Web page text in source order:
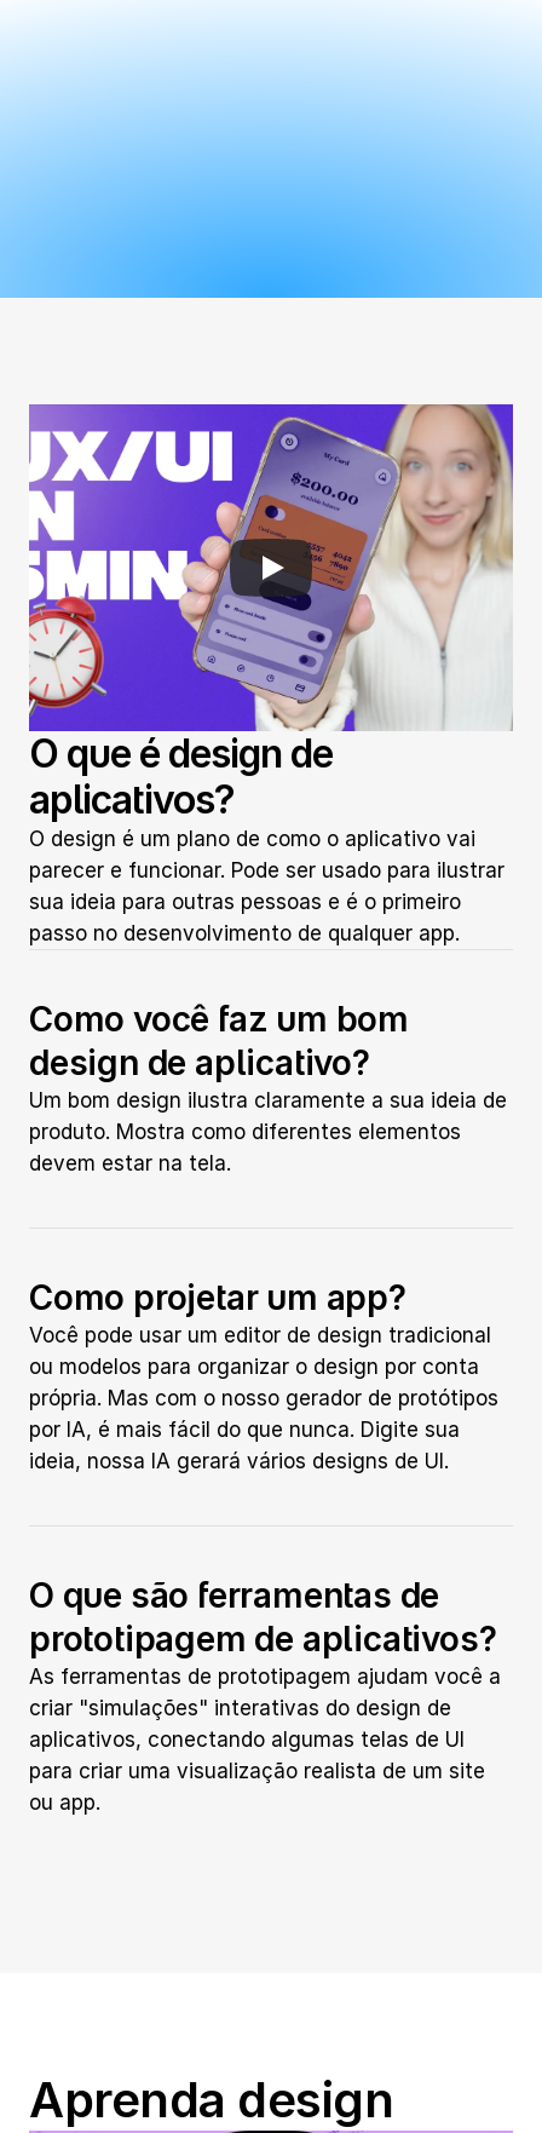
O que é design de
aplicativos?
O design é um plano de como o aplicativo vai
parecer e funcionar. Pode ser usado para ilustrar
sua ideia para outras pessoas e é o primeiro
passo no desenvolvimento de qualquer app.
Como você faz um bom
design de aplicativo?
Um bom design ilustra claramente a sua ideia de
produto. Mostra como diferentes elementos
devem estar na tela.
Como projetar um app?
Você pode usar um editor de design tradicional
ou modelos para organizar o design por conta
própria. Mas com o nosso gerador de protótipos
por IA, é mais fácil do que nunca. Digite sua
ideia, nossa IA gerará vários designs de UI.
O que são ferramentas de
prototipagem de aplicativos?
As ferramentas de prototipagem ajudam você a
criar "simulações" interativas do design de
aplicativos, conectando algumas telas de UI
para criar uma visualização realista de um site
ou app.
Aprenda design